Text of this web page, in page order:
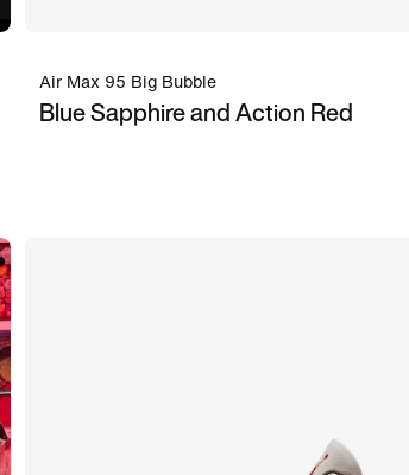
Air Max 95 Big Bubble
Blue Sapphire and Action Red